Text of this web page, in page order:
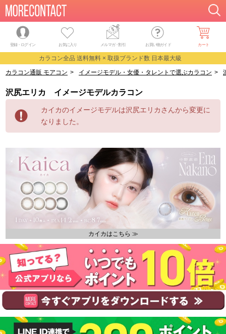
登録・ログイン お気に入り メルマガ・割引 お買い物ガイド カート
カラコン全品 送料無料 × 取扱ブランド数 日本最大級
カラコン通販 モアコン > イメージモデル・女優・タレントで選ぶカラコン >
沢尻エリカ イメージモデルカラコン
カイカのイメージモデルは沢尻エリカさんから変更に
なりました。
カイカはこちら ≫